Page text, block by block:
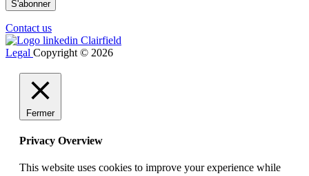
Contact us
Legal Copyright © 2026
Fermer
Privacy Overview
This website uses cookies to improve your experience while